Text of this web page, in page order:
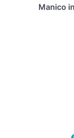
Manico